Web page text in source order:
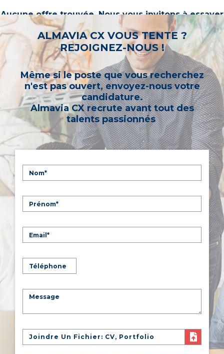
Aucune offre trouvée. Nous vous invitons à essayer
d’autres mots-clés ou à sélectionner un « métier ».
ALMAVIA CX VOUS TENTE ?
REJOIGNEZ-NOUS !
Même si le poste que vous recherchez
n'est pas ouvert, envoyez-nous votre
candidature.
Almavia CX recrute avant tout des
talents passionnés
Joindre Un Fichier: CV, Portfolio